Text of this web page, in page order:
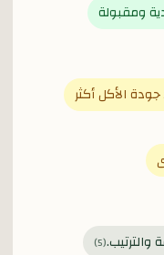
ومقبولة
الأكل أكثر
(
5
)